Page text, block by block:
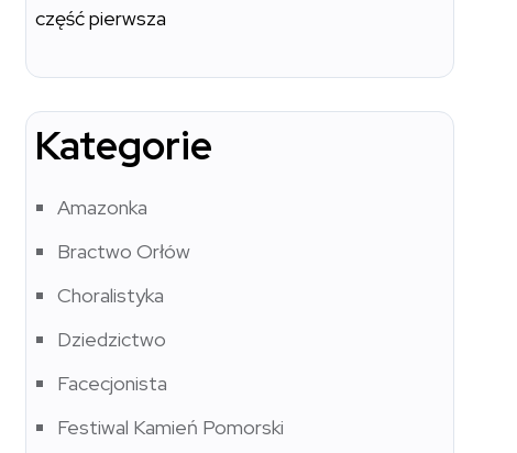
część pierwsza
Kategorie
Amazonka
Bractwo Orłów
Choralistyka
Dziedzictwo
Facecjonista
Festiwal Kamień Pomorski